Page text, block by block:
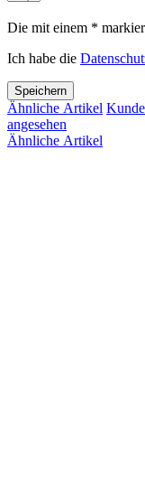
Die mit einem *
Ich habe die
Speichern
Ähnliche Artikel
angesehen
Ähnliche Artikel